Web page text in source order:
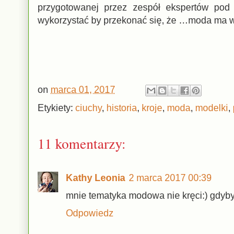
przygotowanej przez zespół ekspertów
wykorzystać by przekonać się, że …moda ma
on marca 01, 2017
Etykiety: ciuchy, historia, kroje, moda, modelki,
11 komentarzy:
Kathy Leonia 2 marca 2017 00:39
mnie tematyka modowa nie kręci:)
Odpowiedz